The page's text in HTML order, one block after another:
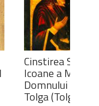
Cinstirea Sfintei
Icoane a Maicii
Domnului de pe
Tolga (Tolgska)